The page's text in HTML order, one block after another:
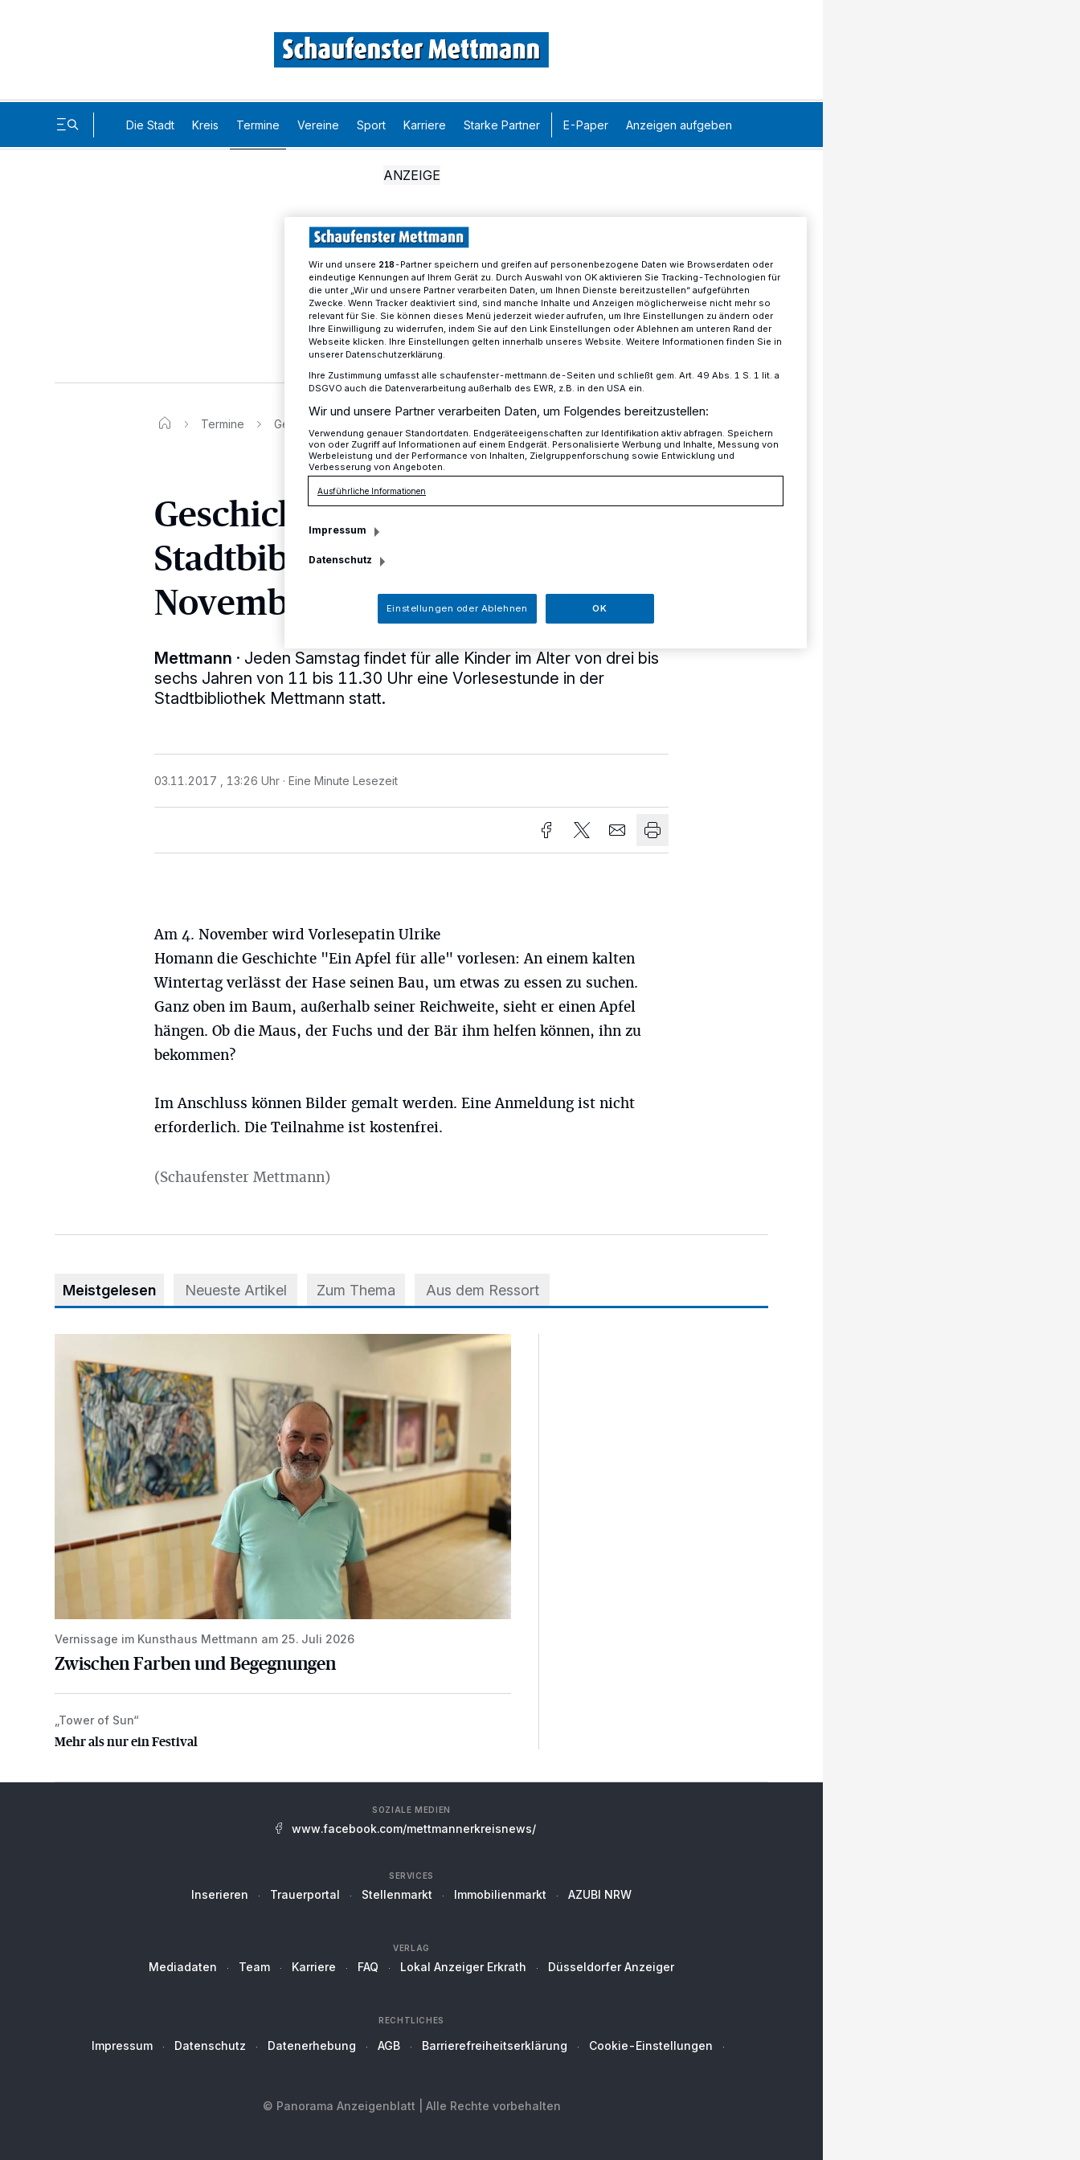
Die Stadt Kreis Termine Vereine Sport Karriere Starke Partner E-Paper Anzeigen aufgeben
Termine Geschichtenzeit in der Stadtbibliothek am 4. November
Geschichtenzeit in der
Stadtbibliothek am 4.
November
Mettmann · Jeden Samstag findet für alle Kinder im Alter von drei bis
sechs Jahren von 11 bis 11.30 Uhr eine Vorlesestunde in der
Stadtbibliothek Mettmann statt.
03.11.2017 , 13:26 Uhr Eine Minute Lesezeit
Am 4. November wird Vorlesepatin Ulrike
Homann die Geschichte "Ein Apfel für alle" vorlesen: An einem kalten
Wintertag verlässt der Hase seinen Bau, um etwas zu essen zu suchen.
Ganz oben im Baum, außerhalb seiner Reichweite, sieht er einen Apfel
hängen. Ob die Maus, der Fuchs und der Bär ihm helfen können, ihn zu
bekommen?
Im Anschluss können Bilder gemalt werden. Eine Anmeldung ist nicht
erforderlich. Die Teilnahme ist kostenfrei.
(Schaufenster Mettmann)
Meistgelesen Neueste Artikel Zum Thema Aus dem Ressort
Vernissage im Kunsthaus Mettmann am 25. Juli 2026
Zwischen Farben und Begegnungen
Mehr als nur ein Festival
„Tower of Sun“
Mehr als nur ein Festival
SOZIALE MEDIEN
www.facebook.com/mettmannerkreisnews/
SERVICES
Inserieren Trauerportal Stellenmarkt Immobilienmarkt AZUBI NRW
VERLAG
Mediadaten Team Karriere FAQ Lokal Anzeiger Erkrath Düsseldorfer Anzeiger
RECHTLICHES
Impressum Datenschutz Datenerhebung AGB Barrierefreiheitserklärung Cookie-Einstellungen
© Panorama Anzeigenblatt | Alle Rechte vorbehalten
Wir und unsere 218-Partner speichern und greifen auf personenbezogene Daten wie Browserdaten oder
eindeutige Kennungen auf Ihrem Gerät zu. Durch Auswahl von OK aktivieren Sie Tracking-Technologien für
die unter „Wir und unsere Partner verarbeiten Daten, um Ihnen Dienste bereitzustellen“ aufgeführten
Zwecke. Wenn Tracker deaktiviert sind, sind manche Inhalte und Anzeigen möglicherweise nicht mehr so
relevant für Sie. Sie können dieses Menü jederzeit wieder aufrufen, um Ihre Einstellungen zu ändern oder
Ihre Einwilligung zu widerrufen, indem Sie auf den Link Einstellungen oder Ablehnen am unteren Rand der
Webseite klicken. Ihre Einstellungen gelten innerhalb unseres Website. Weitere Informationen finden Sie in
unserer Datenschutzerklärung.
Ihre Zustimmung umfasst alle schaufenster-mettmann.de-Seiten und schließt gem. Art. 49 Abs. 1 S. 1 lit. a
DSGVO auch die Datenverarbeitung außerhalb des EWR, z.B. in den USA ein.
Wir und unsere Partner verarbeiten Daten, um Folgendes bereitzustellen:
Verwendung genauer Standortdaten. Endgeräteeigenschaften zur Identifikation aktiv abfragen. Speichern
von oder Zugriff auf Informationen auf einem Endgerät. Personalisierte Werbung und Inhalte, Messung von
Werbeleistung und der Performance von Inhalten, Zielgruppenforschung sowie Entwicklung und
Verbesserung von Angeboten.
Ausführliche Informationen
Impressum
Datenschutz
Einstellungen oder Ablehnen OK